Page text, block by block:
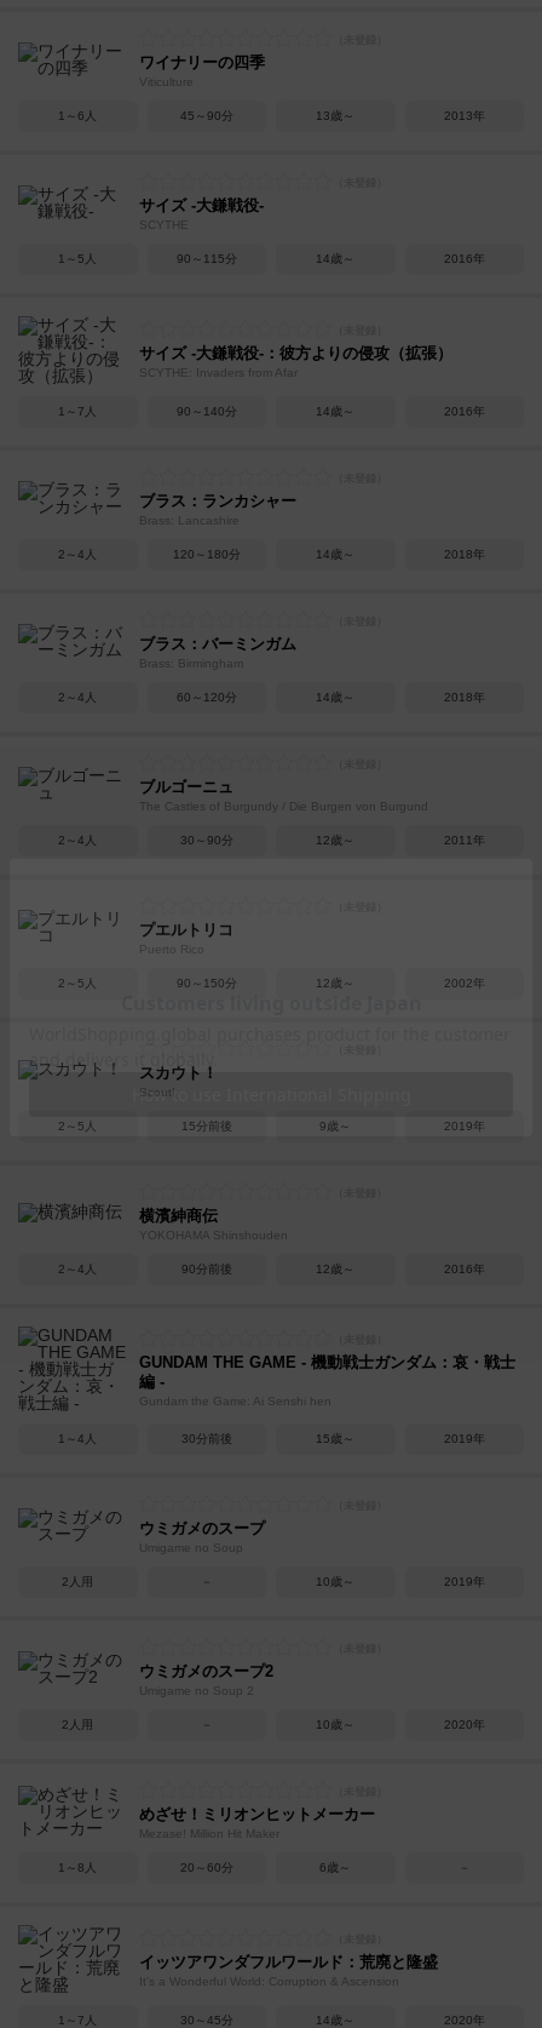
ワイナリーの四季
Viticulture
1～6人 45～90分 13歳～ 2013年
サイズ -大鎌戦役-
SCYTHE
1～5人 90～115分 14歳～ 2016年
サイズ -大鎌戦役-：彼方よりの侵攻（拡張）
SCYTHE: Invaders from Afar
1～7人 90～140分 14歳～ 2016年
ブラス：ランカシャー
Brass: Lancashire
2～4人 120～180分 14歳～ 2018年
ブラス：バーミンガム
Brass: Birmingham
2～4人 60～120分 14歳～ 2018年
ブルゴーニュ
The Castles of Burgundy / Die Burgen von Burgund
2～4人 30～90分 12歳～ 2011年
プエルトリコ
Puerto Rico
2～5人 90～150分 12歳～ 2002年
スカウト！
Scout!
2～5人 15分前後 9歳～ 2019年
横濱紳商伝
YOKOHAMA Shinshouden
2～4人 90分前後 12歳～ 2016年
GUNDAM THE GAME - 機動戦士ガンダム：哀・戦士
編 -
Gundam the Game: Ai Senshi hen
1～4人 30分前後 15歳～ 2019年
ウミガメのスープ
Umigame no Soup
2人用 － 10歳～ 2019年
ウミガメのスープ2
Umigame no Soup 2
2人用 － 10歳～ 2020年
めざせ！ミリオンヒットメーカー
Mezase! Million Hit Maker
1～8人 20～60分 6歳～ －
イッツアワンダフルワールド：荒廃と隆盛
It's a Wonderful World: Corruption & Ascension
1～7人 30～45分 14歳～ 2020年